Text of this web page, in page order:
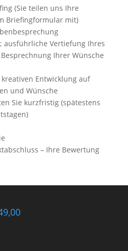
(Sie teilen uns Ihre
Briefingformular mit)
ausführliche Vertiefung Ihres
Ihrer Wünsche
Entwicklung auf
und Wünsche
Sie kurzfristig (spätestens
– Ihre Bewertung